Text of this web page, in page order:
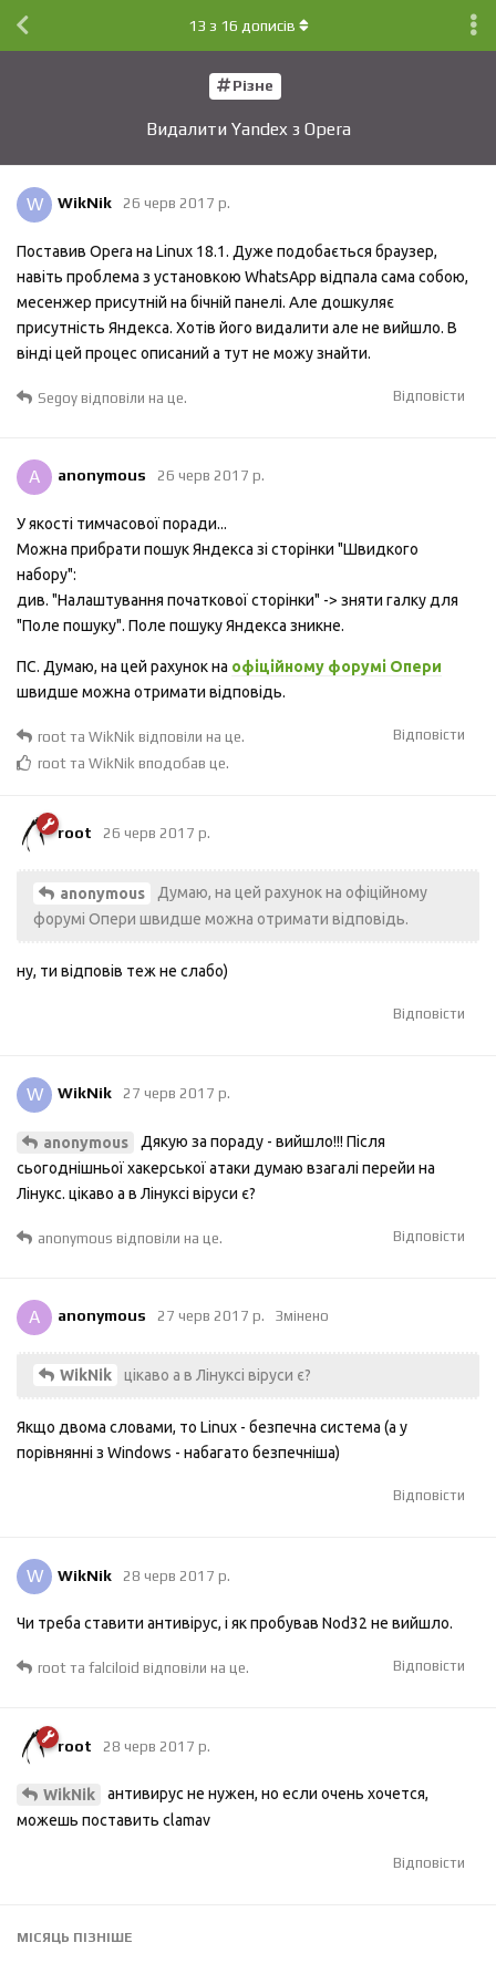
Різне
Видалити Yandex з Opera
13 з 16 дописів
W WikNik 26 черв 2017 р.
Поставив Opera на Linux 18.1. Дуже подобається браузер,
навіть проблема з установкою WhatsApp відпала сама собою,
месенжер присутній на бічній панелі. Але дошкуляє
присутність Яндекса. Хотів його видалити але не вийшло. В
вінді цей процес описаний а тут не можу знайти.
Відповісти
Segoy відповіли на це.
A anonymous 26 черв 2017 р.
У якості тимчасової поради...
Можна прибрати пошук Яндекса зі сторінки "Швидкого
набору":
див. "Налаштування початкової сторінки" -> зняти галку для
"Поле пошуку". Поле пошуку Яндекса зникне.
ПС. Думаю, на цей рахунок на офіційному форумі Опери
швидше можна отримати відповідь.
Відповісти
root та WikNik відповіли на це.
root та WikNik вподобав це.
root 26 черв 2017 р.
anonymous
Думаю, на цей рахунок на офіційному
форумі Опери швидше можна отримати відповідь.
ну, ти відповів теж не слабо)
Відповісти
W WikNik 27 черв 2017 р.
anonymous
Дякую за пораду - вийшло!!! Після
сьогоднішньої хакерської атаки думаю взагалі перейи на
Лінукс. цікаво а в Лінуксі віруси є?
Відповісти
anonymous відповіли на це.
A anonymous 27 черв 2017 р. Змінено
WikNik цікаво а в Лінуксі віруси є?
Якщо двома словами, то Linux - безпечна система (а у
порівнянні з Windows - набагато безпечніша)
Відповісти
W WikNik 28 черв 2017 р.
Чи треба ставити антивірус, і як пробував Nod32 не вийшло.
Відповісти
root та falciloid відповіли на це.
root 28 черв 2017 р.
WikNik
антивирус не нужен, но если очень хочется,
можешь поставить clamav
Відповісти
МІСЯЦЬ ПІЗНІШЕ